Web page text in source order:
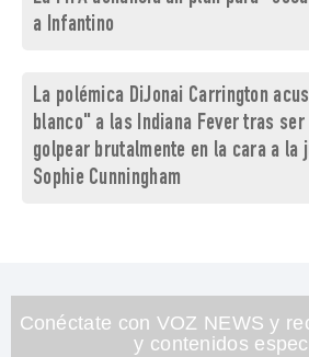
a Infantino
La polémica DiJonai Carrington
blanco" a las Indiana Fever tras
golpear brutalmente en la cara a la
Sophie Cunningham
Conéctate con VOZ NEWS y
y contenidos